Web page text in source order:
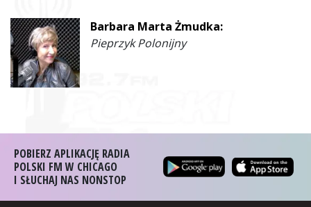
Barbara Marta Żmudka:
Pieprzyk Polonijny
POBIERZ APLIKACJĘ RADIA
POLSKI FM W CHICAGO
I SŁUCHAJ NAS NONSTOP